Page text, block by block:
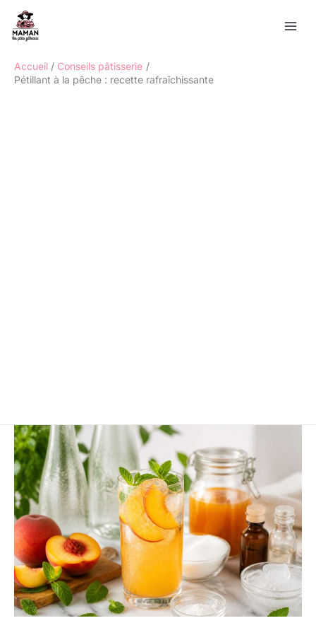
contenu
Accueil
Conseils pâtisserie
Pétillant à la pêche : recette rafraîchissante
Rechercher